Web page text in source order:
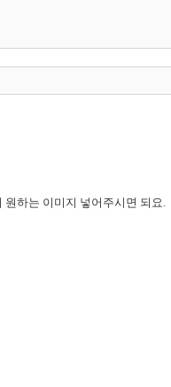
하는 이미지 넣어주시면 되요.